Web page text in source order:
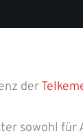
der
sowohl